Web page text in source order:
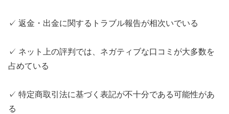
✓ 返金・出金に関するトラブル報告が相次いでいる
✓ ネット上の評判では、ネガティブな口コミが大多数を
占めている
✓ 特定商取引法に基づく表記が不十分である可能性があ
る